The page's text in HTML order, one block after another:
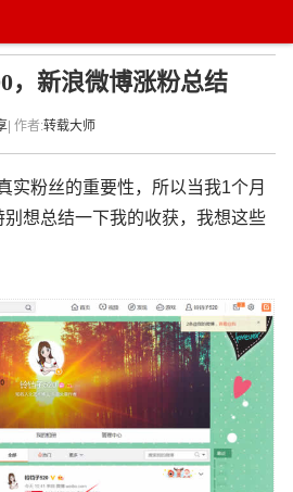
，新浪微博涨粉总结
| 作者:转载大师
实粉丝的重要性，所以当我1个月
想总结一下我的收获，我想这些